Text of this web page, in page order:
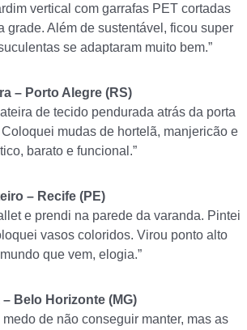
vertical com garrafas PET cortadas
grade. Além de sustentável, ficou super
se adaptaram muito bem.”
– Porto Alegre (RS)
de tecido pendurada atrás da porta
mudas de hortelã, manjericão e
barato e funcional.”
– Recife (PE)
e prendi na parede da varanda. Pintei
vasos coloridos. Virou ponto alto
que vem, elogia.”
Belo Horizonte (MG)
medo de não conseguir manter, mas as